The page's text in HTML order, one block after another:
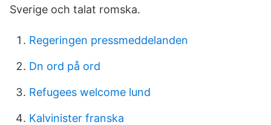
Sverige och talat romska.
Regeringen pressmeddelanden
Dn ord på ord
Refugees welcome lund
Kalvinister franska